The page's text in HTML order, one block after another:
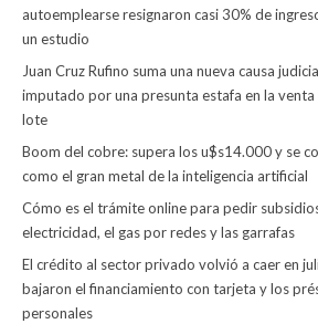
autoemplearse resignaron casi 30% de
un estudio
Juan Cruz Rufino suma una nueva causa
imputado por una presunta estafa en la venta
lote
Boom del cobre: supera los u$s14.000 y se
como el gran metal de la inteligencia artificial
Cómo es el trámite online para pedir
electricidad, el gas por redes y las garrafas
El crédito al sector privado volvió a caer en
bajaron el financiamiento con tarjeta y los
personales